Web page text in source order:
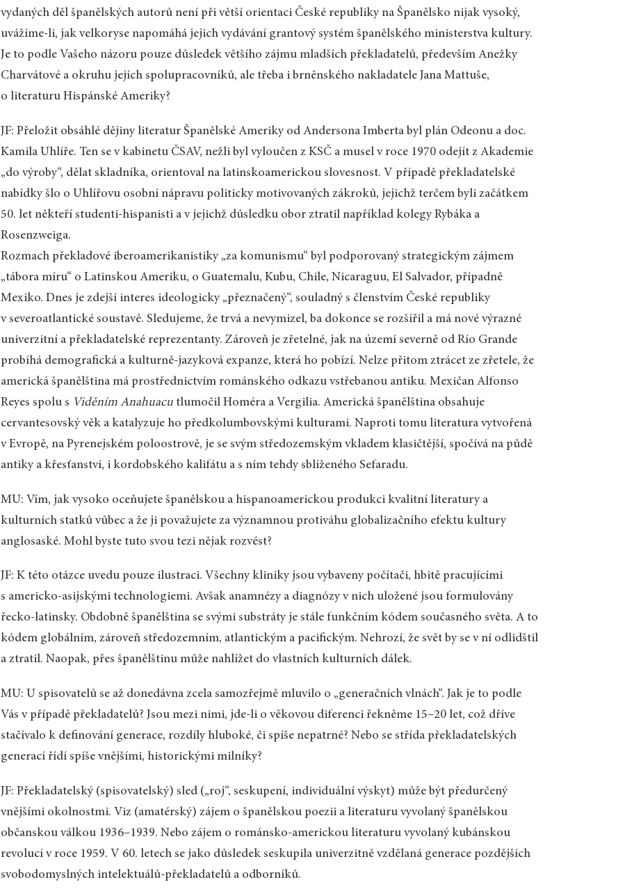
vydaných děl španělských autorů není při větší orientaci České republiky na Španělsko nijak vysoký,
uvážíme-li, jak velkoryse napomáhá jejich vydávání grantový systém španělského ministerstva kultury.
Je to podle Vašeho názoru pouze důsledek většího zájmu mladších překladatelů, především Anežky
Charvátové a okruhu jejích spolupracovníků, ale třeba i brněnského nakladatele Jana Mattuše,
o literaturu Hispánské Ameriky?
JF: Přeložit obsáhlé dějiny literatur Španělské Ameriky od Andersona Imberta byl plán Odeonu a doc.
Kamila Uhlíře. Ten se v kabinetu ČSAV, nežli byl vyloučen z KSČ a musel v roce 1970 odejít z Akademie
„do výroby“, dělat skladníka, orientoval na latinskoamerickou slovesnost. V případě překladatelské
nabídky šlo o Uhlířovu osobní nápravu politicky motivovaných zákroků, jejichž terčem byli začátkem
50. let někteří studenti-hispanisti a v jejichž důsledku obor ztratil například kolegy Rybáka a
Rosenzweiga.
Rozmach překladové iberoamerikanistiky „za komunismu“ byl podporovaný strategickým zájmem
„tábora míru“ o Latinskou Ameriku, o Guatemalu, Kubu, Chile, Nicaraguu, El Salvador, případně
Mexiko. Dnes je zdejší interes ideologicky „přeznačený“, souladný s členstvím České republiky
v severoatlantické soustavě. Sledujeme, že trvá a nevymizel, ba dokonce se rozšířil a má nové výrazné
univerzitní a překladatelské reprezentanty. Zároveň je zřetelné, jak na území severně od Río Grande
probíhá demografická a kulturně-jazyková expanze, která ho pobízí. Nelze přitom ztrácet ze zřetele, že
americká španělština má prostřednictvím románského odkazu vstřebanou antiku. Mexičan Alfonso
Reyes spolu s Viděním Anahuacu tlumočil Homéra a Vergilia. Americká španělština obsahuje
cervantesovský věk a katalyzuje ho předkolumbovskými kulturami. Naproti tomu literatura vytvořená
v Evropě, na Pyrenejském poloostrově, je se svým středozemským vkladem klasičtější, spočívá na půdě
antiky a křesťanství, i kordobského kalifátu a s ním tehdy sblíženého Sefaradu.
MU: Vím, jak vysoko oceňujete španělskou a hispanoamerickou produkci kvalitní literatury a
kulturních statků vůbec a že ji považujete za významnou protiváhu globalizačního efektu kultury
anglosaské. Mohl byste tuto svou tezi nějak rozvést?
JF: K této otázce uvedu pouze ilustraci. Všechny kliniky jsou vybaveny počítači, hbitě pracujícími
s americko-asijskými technologiemi. Avšak anamnézy a diagnózy v nich uložené jsou formulovány
řecko-latinsky. Obdobně španělština se svými substráty je stále funkčním kódem současného světa. A to
kódem globálním, zároveň středozemním, atlantickým a pacifickým. Nehrozí, že svět by se v ní odlidštil
a ztratil. Naopak, přes španělštinu může nahlížet do vlastních kulturních dálek.
MU: U spisovatelů se až donedávna zcela samozřejmě mluvilo o „generačních vlnách“. Jak je to podle
Vás v případě překladatelů? Jsou mezi nimi, jde-li o věkovou diferenci řekněme 15–20 let, což dříve
stačívalo k definování generace, rozdíly hluboké, či spíše nepatrné? Nebo se střída překladatelských
generací řídí spíše vnějšími, historickými milníky?
JF: Překladatelský (spisovatelský) sled („roj“, seskupení, individuální výskyt) může být předurčený
vnějšími okolnostmi. Viz (amatérský) zájem o španělskou poezii a literaturu vyvolaný španělskou
občanskou válkou 1936–1939. Nebo zájem o románsko-americkou literaturu vyvolaný kubánskou
revolucí v roce 1959. V 60. letech se jako důsledek seskupila univerzitně vzdělaná generace pozdějších
svobodomyslných intelektuálů-překladatelů a odborníků.